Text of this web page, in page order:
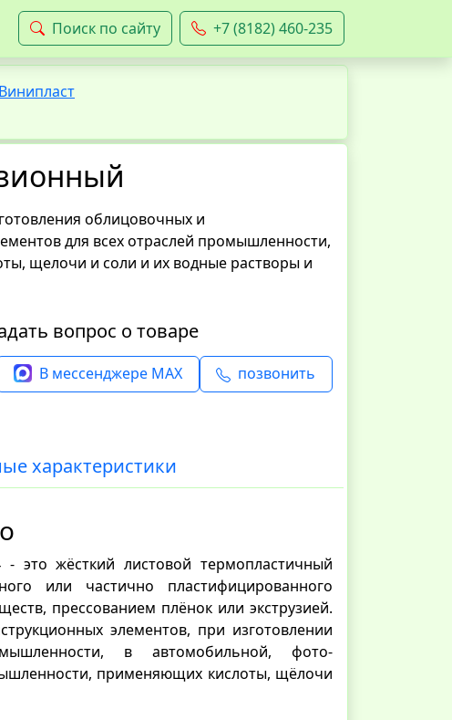
Поиск по сайту +7 (8182) 460-235
Винипласт
облицовочных и
для всех отраслей промышленности,
щелочи и соли и их водные растворы и
вопрос о товаре
В мессенджере MAX позвонить
характеристики
- это жёсткий листовой термопластичный
или частично пластифицированного
прессованием плёнок или экструзией.
элементов, при изготовлении
в автомобильной, фото-
применяющих кислоты, щёлочи